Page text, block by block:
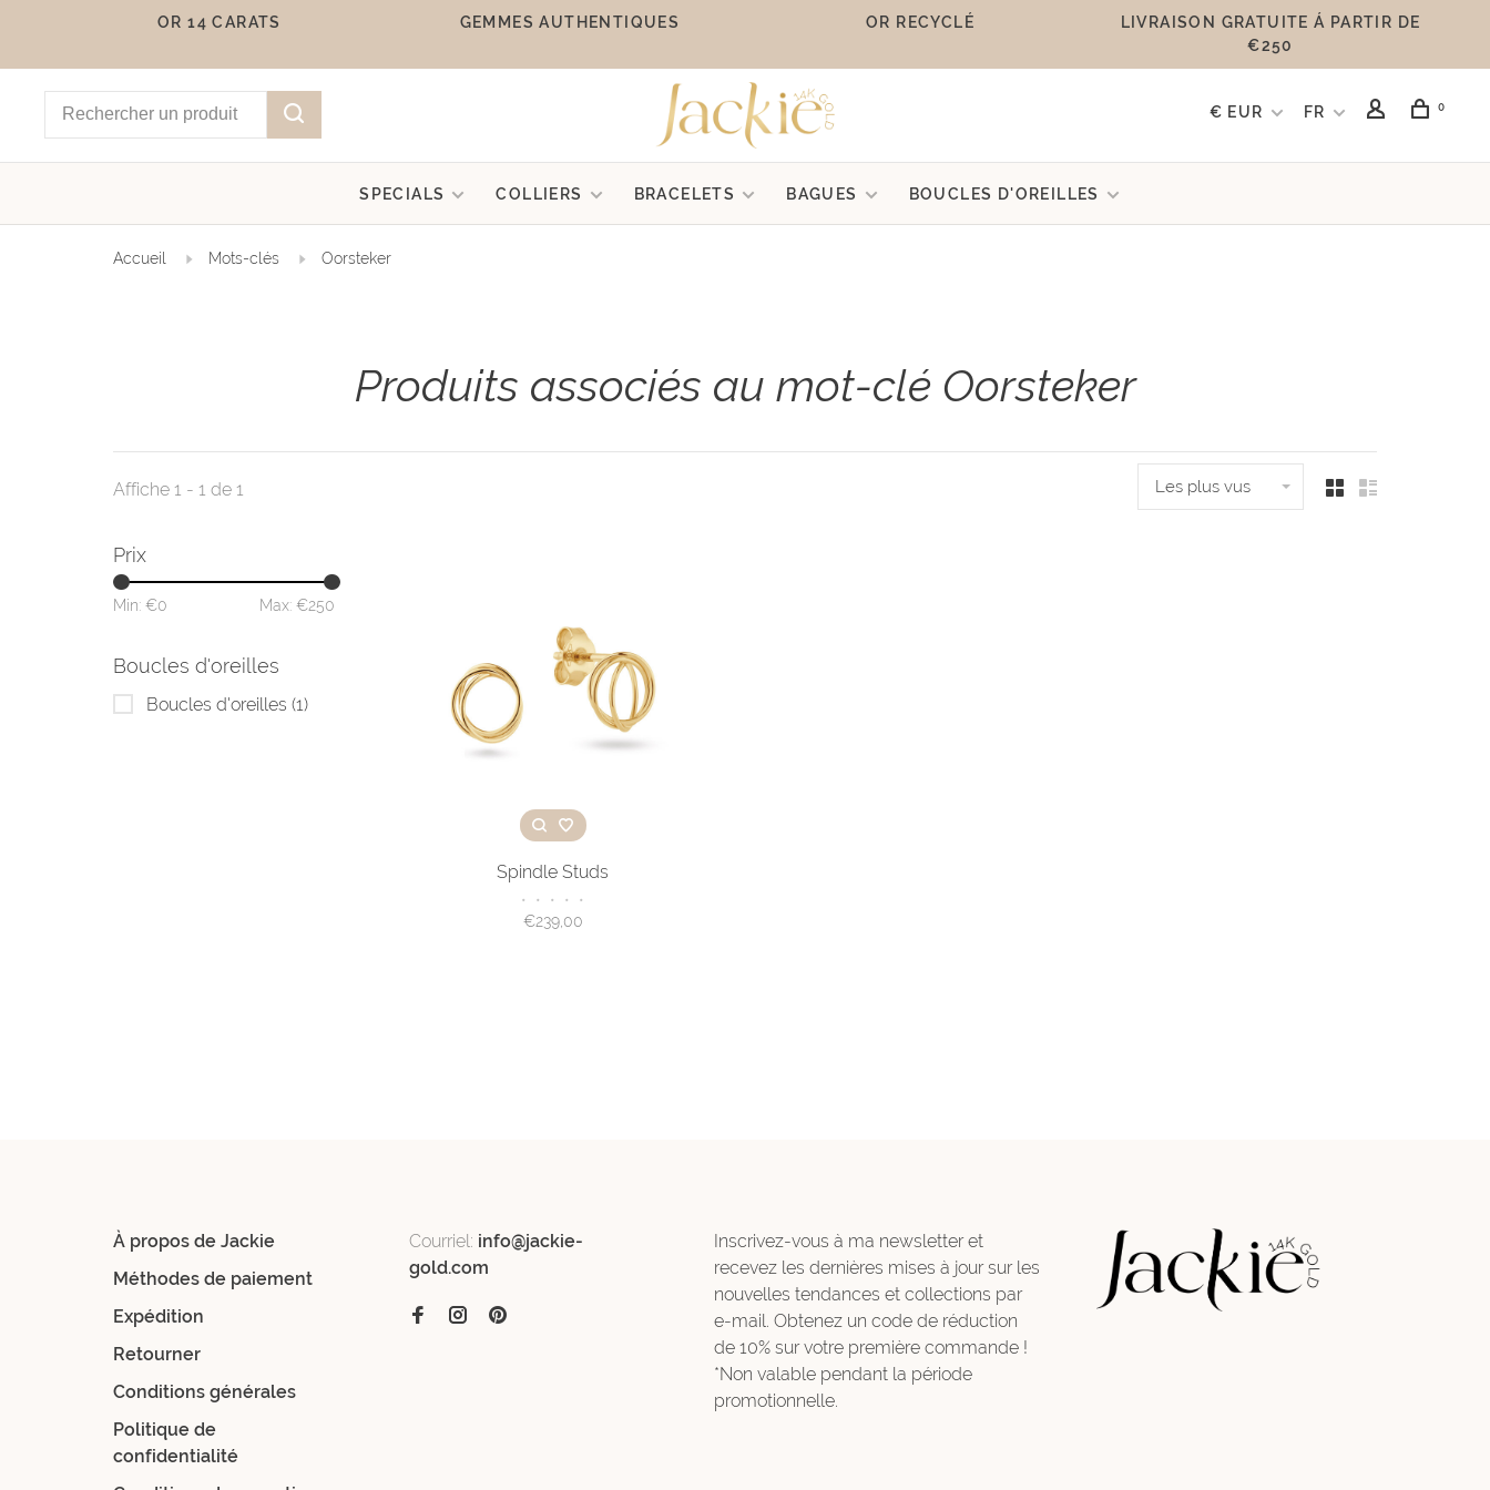
OR 14 CARATS GEMMES AUTHENTIQUES OR RECYCLÉ
LIVRAISON GRATUITE Á PARTIR DE
€250
€ EUR FR 0
SPECIALS COLLIERS BRACELETS BAGUES BOUCLES D'OREILLES
Accueil Mots-clés Oorsteker
Produits associés au mot-clé Oorsteker
Affiche 1 - 1 de 1 Les plus vus
Prix
Min: €0 Max: €250
Boucles d'oreilles
Boucles d'oreilles (1)
Spindle Studs
• • • • •
€239,00
À propos de Jackie
Méthodes de paiement
Expédition
Retourner
Conditions générales
Politique de
confidentialité
Courriel: info@jackie-
gold.com
Inscrivez-vous à ma newsletter et
recevez les dernières mises à jour sur les
nouvelles tendances et collections par
e-mail. Obtenez un code de réduction
de 10% sur votre première commande !
*Non valable pendant la période
promotionnelle.